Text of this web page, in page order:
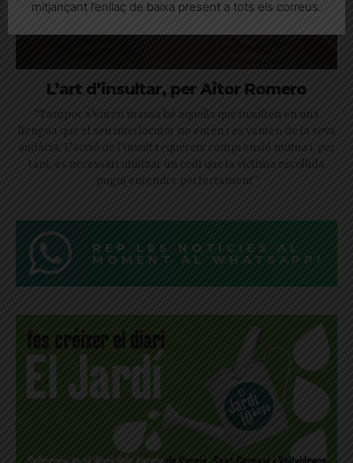
L’art d’insultar, per Aitor Romero
"Tampoc s’entén massa bé aquells que insulten en una
llengua que el seu interlocutor no entén i es vanten de la seva
audàcia. L’acció de l’insult requereix comprensió mútua i, per
tant, és necessari utilitzar un codi que la víctima escollida
pugui entendre perfectament"
REP LES NOTÍCIES AL
MOMENT AL WHATSAPP!
mitjançant l’enllaç de baixa present a tots els correus.